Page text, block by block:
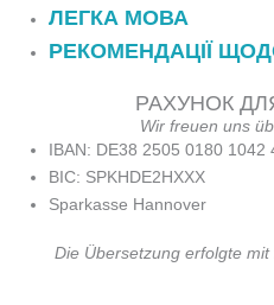
ЛЕГКА МОВА
РЕКОМЕНДАЦІЇ
РАХУНОК
Wir freuen uns
IBAN: DE38 2505 0180 1042
BIC: SPKHDE2HXXX
Sparkasse Hannover
Die Übersetzung erfolgte